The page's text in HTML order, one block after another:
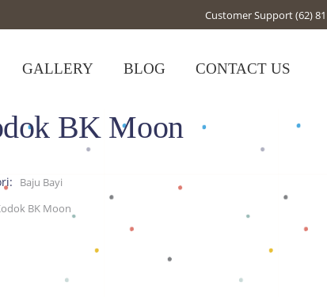
Customer Support(62)
GALLERY BLOG CONTACT US
BK Moon
Baju Bayi
BK Moon